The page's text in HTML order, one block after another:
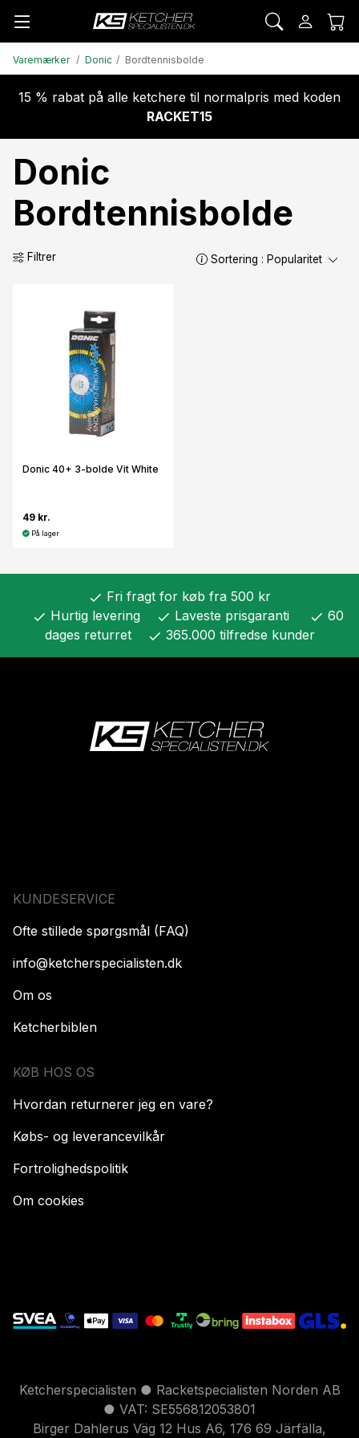
Varemærker Donic Bordtennisbolde
15 % rabat på alle ketchere til normalpris med koden
RACKET15
Donic
Bordtennisbolde
Filtrer Sortering : Popularitet
Donic 40+ 3-bolde Vit White
49 kr.
På lager
check Fri fragt for køb fra 500 kr
check Hurtig levering check Laveste prisgaranti check 60
dages returret
check 365.000 tilfredse kunder
KUNDESERVICE
Ofte stillede spørgsmål (FAQ)
info@ketcherspecialisten.dk
Om os
Ketcherbiblen
KØB HOS OS
Hvordan returnerer jeg en vare?
Købs- og leverancevilkår
Fortrolighedspolitik
Om cookies
Ketcherspecialisten ● Racketspecialisten Norden AB
● VAT: SE556812053801
Birger Dahlerus Väg 12 Hus A6, 176 69 Järfälla,